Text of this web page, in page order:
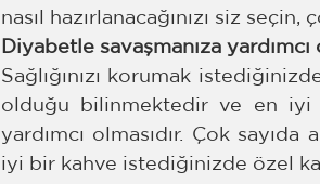
nasıl hazırlanacağınızı siz
Diyabetle savaşmanıza yardımcı
Sağlığınızı korumak
olduğu bilinmektedir ve en iyi
yardımcı olmasıdır. Çok
iyi bir kahve istediğinizde özel